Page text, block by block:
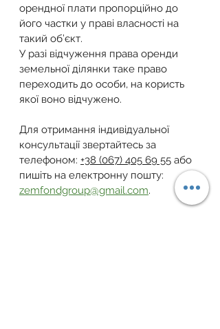
орендної плати пропорційно до
його частки у праві власності на
такий об’єкт.
У разі відчуження права оренди
земельної ділянки таке право
переходить до особи, на користь
якої воно відчужено.
Для отримання індивідуальної
консультації звертайтесь за
телефоном: +38 (067) 405 69 55 або
пишіть на електронну пошту:
zemfondgroup@gmail.com.